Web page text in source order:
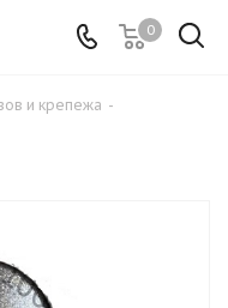
0
и крепежа -